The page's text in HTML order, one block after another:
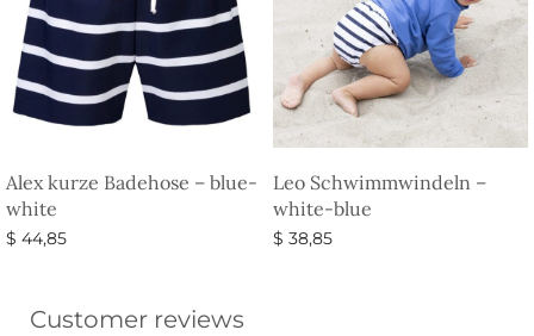
Alex kurze Badehose – blue-
white
$ 44,85
Leo Schwimmwindeln –
white-blue
$ 38,85
Customer reviews